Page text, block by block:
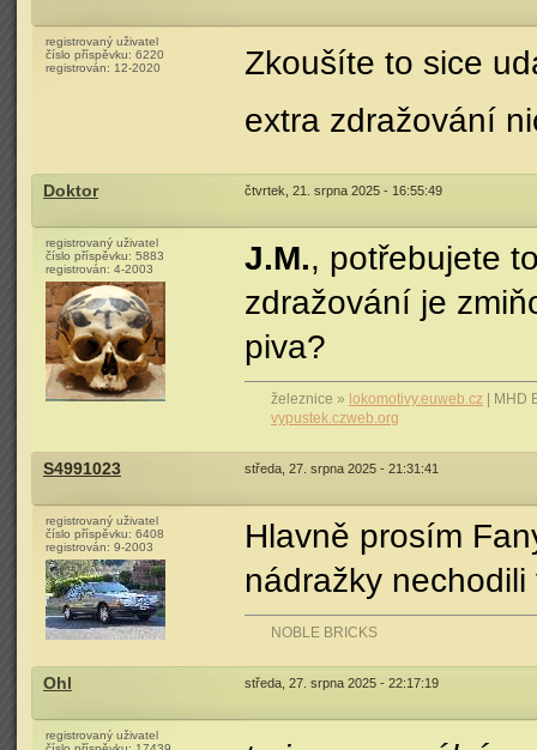
registrovaný uživatel
číslo příspěvku: 6220
registrován: 12-2020
Zkoušíte to sice
extra zdražování
Doktor čtvrtek, 21. srpna 2025 - 16:55:49
registrovaný uživatel
číslo příspěvku: 5883
registrován: 4-2003 J.M., potřebujete
zdražování je
piva?
železnice » lokomotivy.euweb.cz | MHD
vypustek.czweb.org
S4991023 středa, 27. srpna 2025 - 21:31:41
registrovaný uživatel
číslo příspěvku: 6408
registrován: 9-2003
Hlavně prosím
nádražky
NOBLE BRICKS
Ohl středa, 27. srpna 2025 - 22:17:19
registrovaný uživatel